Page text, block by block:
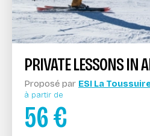
PRIVATE LESSONS IN
Proposé par ESI La
à partir de
56€